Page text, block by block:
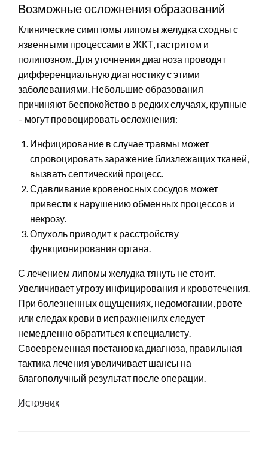
Возможные осложнения образований
Клинические симптомы липомы желудка сходны с
язвенными процессами в ЖКТ, гастритом и
полипозном. Для уточнения диагноза проводят
дифференциальную диагностику с этими
заболеваниями. Небольшие образования
причиняют беспокойство в редких случаях, крупные
– могут провоцировать осложнения:
Инфицирование в случае травмы может
спровоцировать заражение близлежащих тканей,
вызвать септический процесс.
Сдавливание кровеносных сосудов может
привести к нарушению обменных процессов и
некрозу.
Опухоль приводит к расстройству
функционирования органа.
С лечением липомы желудка тянуть не стоит.
Увеличивает угрозу инфицирования и кровотечения.
При болезненных ощущениях, недомогании, рвоте
или следах крови в испражнениях следует
немедленно обратиться к специалисту.
Своевременная постановка диагноза, правильная
тактика лечения увеличивает шансы на
благополучный результат после операции.
Источник